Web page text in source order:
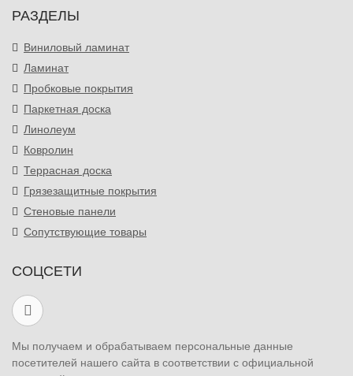
РАЗДЕЛЫ
Виниловый ламинат
Ламинат
Пробковые покрытия
Паркетная доска
Линолеум
Ковролин
Террасная доска
Грязезащитные покрытия
Стеновые панели
Сопутствующие товары
СОЦСЕТИ
Мы получаем и обрабатываем персональные данные
посетителей нашего сайта в соответствии с официальной